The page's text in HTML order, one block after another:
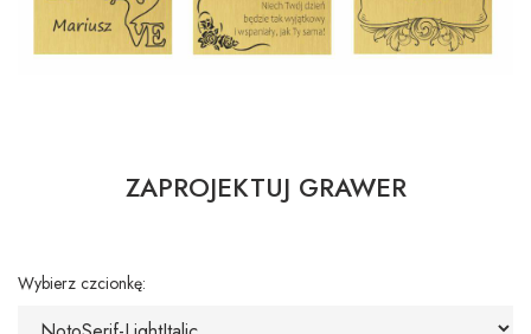
ZAPROJEKTUJ GRAWER
Wybierz czcionkę: